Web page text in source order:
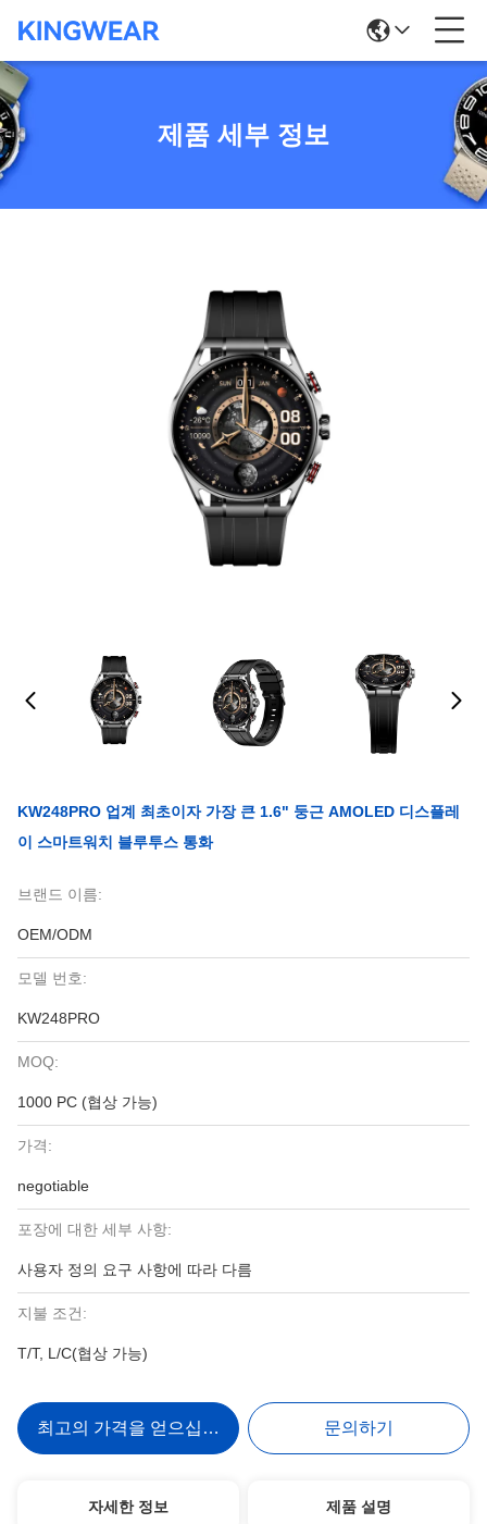
제품 세부 정보
KW248PRO 업계 최초이자 가장 큰 1.6" 둥근 AMOLED 디스플레
이 스마트워치 블루투스 통화
브랜드 이름:
OEM/ODM
모델 번호:
KW248PRO
MOQ:
1000 PC (협상 가능)
가격:
negotiable
포장에 대한 세부 사항:
사용자 정의 요구 사항에 따라 다름
지불 조건:
T/T, L/C(협상 가능)
최고의 가격을 얻으십시오 문의하기
자세한 정보 제품 설명